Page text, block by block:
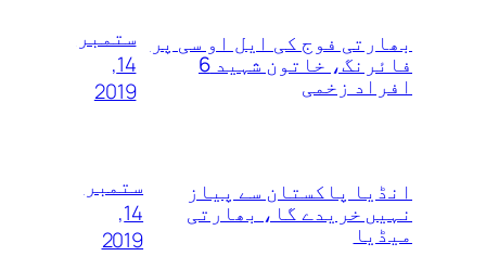
بھارتی فوج کی ایل او سی پر
فائرنگ، خاتون شہید 6
افراد زخمی
ستمبر
14,
2019
انڈیا پاکستان سے پیاز
نہیں خریدے گا، بھارتی
میڈیا
ستمبر
14,
2019